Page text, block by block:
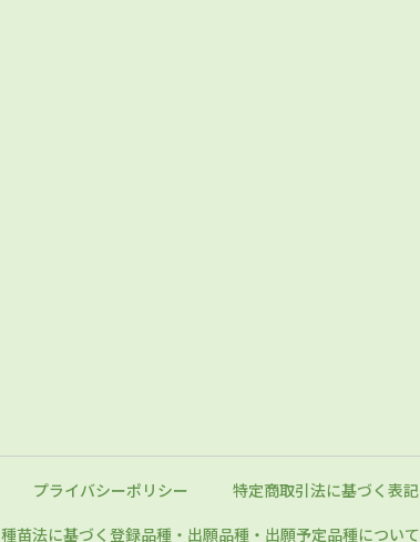
プライバシーポリシー 特定商取引法に基づく表記
種苗法に基づく登録品種・出願品種 ・出願予定品種について